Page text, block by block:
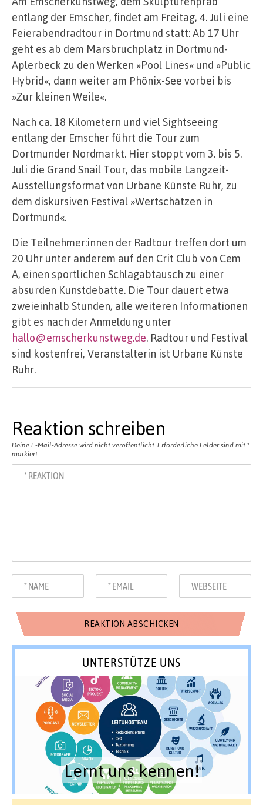
entlang der Emscher, findet am Freitag, 4. Juli eine
Feierabendradtour in Dortmund statt: Ab 17 Uhr
geht es ab dem Marsbruchplatz in Dortmund-
Aplerbeck zu den Werken »Pool Lines« und »Public
Hybrid«, dann weiter am Phönix-See vorbei bis
»Zur kleinen Weile«.
Nach ca. 18 Kilometern und viel Sightseeing
entlang der Emscher führt die Tour zum
Dortmunder Nordmarkt. Hier stoppt vom 3. bis 5.
Juli die Grand Snail Tour, das mobile Langzeit-
Ausstellungsformat von Urbane Künste Ruhr, zu
dem diskursiven Festival »Wertschätzen in
Dortmund«.
Die Teilnehmer:innen der Radtour treffen dort um
20 Uhr unter anderem auf den Crit Club von Cem
A, einen sportlichen Schlagabtausch zu einer
absurden Kunstdebatte. Die Tour dauert etwa
zweieinhalb Stunden, alle weiteren Informationen
gibt es nach der Anmeldung unter
hallo@emscherkunstweg.de. Radtour und Festival
sind kostenfrei, Veranstalterin ist Urbane Künste
Ruhr.
Reaktion schreiben
Deine E-Mail-Adresse wird nicht veröffentlicht. Erforderliche Felder sind mit *
markiert
UNTERSTÜTZE UNS
Lernt uns kennen!